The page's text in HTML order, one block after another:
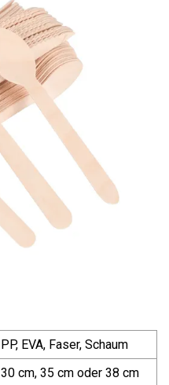
PP, EVA, Faser, Schaum
30 cm, 35 cm oder 38 cm